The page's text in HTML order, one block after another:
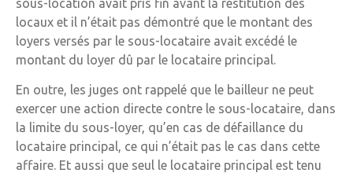
locaux et il n’était pas démontré que le montant des
loyers versés par le sous-locataire avait excédé le
montant du loyer dû par le locataire principal.
En outre, les juges ont rappelé que le bailleur ne peut
exercer une action directe contre le sous-locataire, dans
la limite du sous-loyer, qu’en cas de défaillance du
locataire principal, ce qui n’était pas le cas dans cette
affaire. Et aussi que seul le locataire principal est tenu